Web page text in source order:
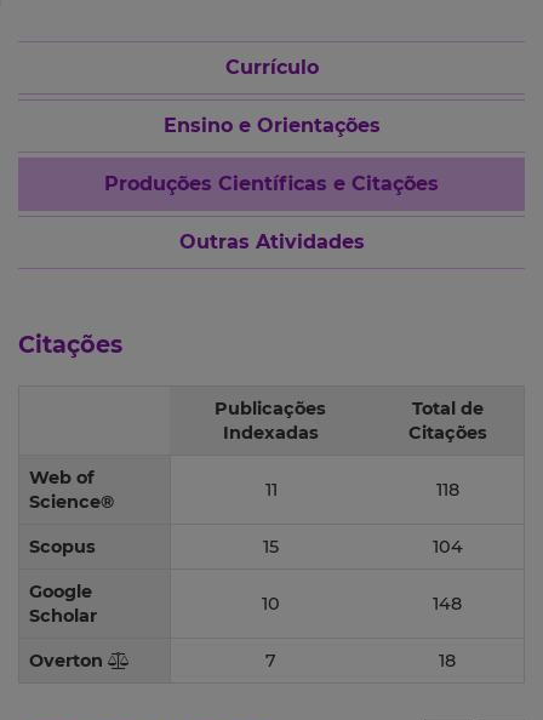
Currículo
Ensino e Orientações
Produções Científicas e Citações
Outras Atividades
Citações
Publicações
Indexadas
Total de
Citações
Web of
Science®
11 118
Scopus 15 104
Google
Scholar
10 148
Overton 7 18